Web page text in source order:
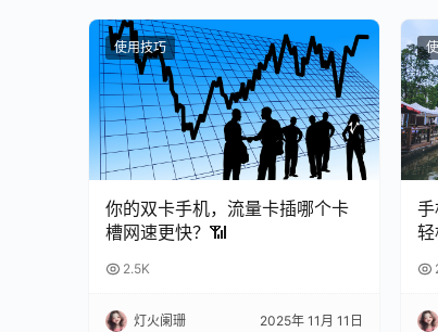
使用技巧
你的双卡手机，流量卡插哪个卡
槽网速更快？📶
2.5K
灯火阑珊 2025年 11月 11日
手